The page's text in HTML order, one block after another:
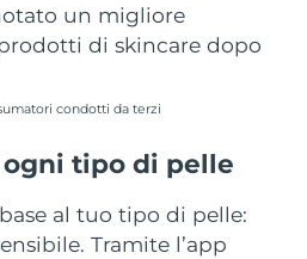
un migliore
di skincare dopo
condotti da terzi
ogni tipo di pelle
al tuo tipo di pelle:
Tramite l’app